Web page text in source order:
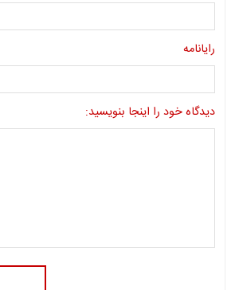
رایانامه
دیدگاه خود را اینجا بنویسید: